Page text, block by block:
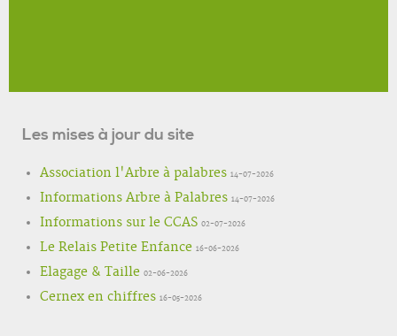
Les mises à jour du site
Association l'Arbre à palabres 14-07-2026
Informations Arbre à Palabres 14-07-2026
Informations sur le CCAS 02-07-2026
Le Relais Petite Enfance 16-06-2026
Elagage & Taille 02-06-2026
Cernex en chiffres 16-05-2026